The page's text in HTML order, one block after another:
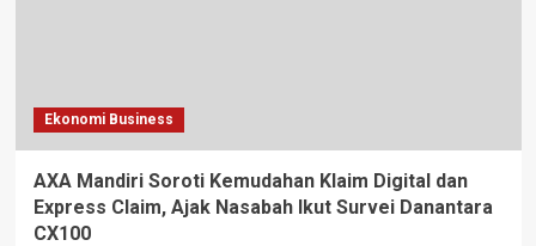
Ekonomi Business
AXA Mandiri Soroti Kemudahan Klaim Digital dan
Express Claim, Ajak Nasabah Ikut Survei Danantara
CX100